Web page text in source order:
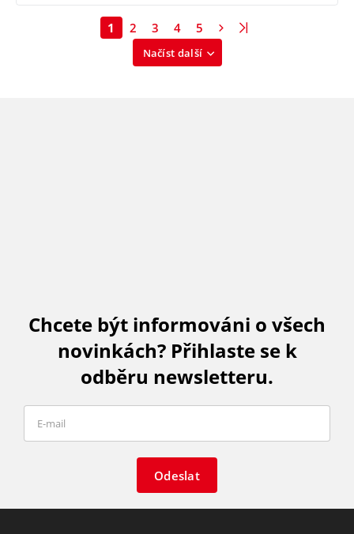
Načíst další
1 2 3 4 5
Chcete být informováni o všech
novinkách? Přihlaste se k
odběru newsletteru.
Odeslat